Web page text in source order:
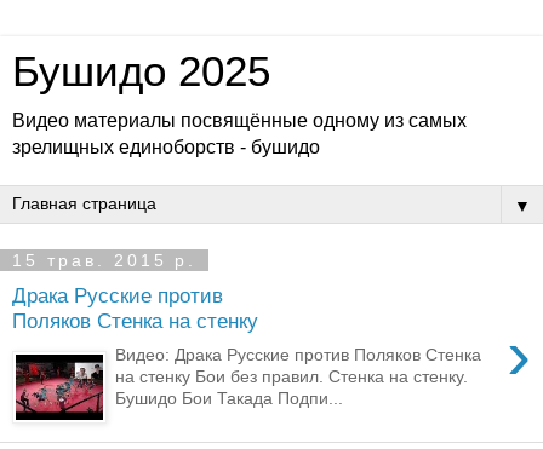
Бушидо 2025
Видео материалы посвящённые одному из самых
зрелищных единоборств - бушидо
▼
15 трав. 2015 р.
Драка Русские против
Поляков Стенка на стенку
›
Видео: Драка Русские против Поляков Стенка
на стенку Бои без правил. Стенка на стенку.
Бушидо Бои Такада Подпи...